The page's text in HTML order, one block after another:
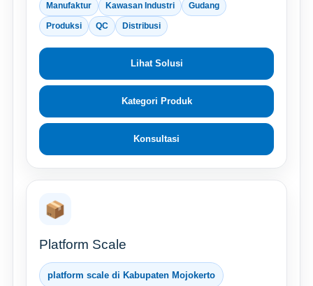
Manufaktur Kawasan Industri Gudang
Produksi QC Distribusi
Lihat Solusi
Kategori Produk
Konsultasi
📦
Platform Scale
platform scale di Kabupaten Mojokerto